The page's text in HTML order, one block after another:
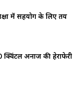
में सहयोग के लिए तय
क्विंटल अनाज की हेराफेरी